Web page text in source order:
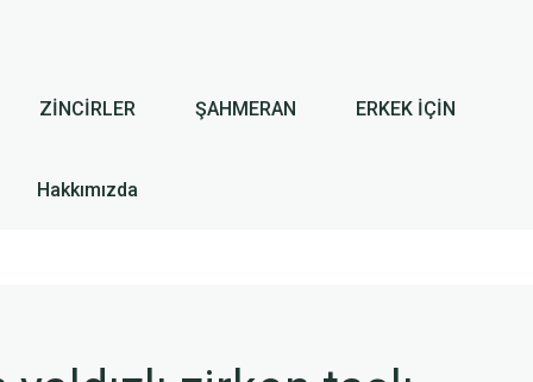
ZİNCİRLER ŞAHMERAN ERKEK İÇİN
Hakkımızda